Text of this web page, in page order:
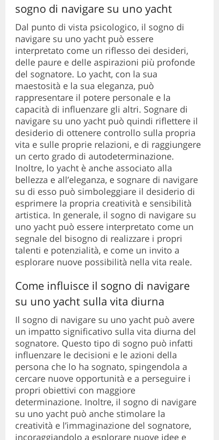
sogno di navigare su uno yacht
Dal punto di vista psicologico, il sogno di
navigare su uno yacht può essere
interpretato come un riflesso dei desideri,
delle paure e delle aspirazioni più profonde
del sognatore. Lo yacht, con la sua
maestosità e la sua eleganza, può
rappresentare il potere personale e la
capacità di influenzare gli altri. Sognare di
navigare su uno yacht può quindi riflettere il
desiderio di ottenere controllo sulla propria
vita e sulle proprie relazioni, e di raggiungere
un certo grado di autodeterminazione.
Inoltre, lo yacht è anche associato alla
bellezza e all’eleganza, e sognare di navigare
su di esso può simboleggiare il desiderio di
esprimere la propria creatività e sensibilità
artistica. In generale, il sogno di navigare su
uno yacht può essere interpretato come un
segnale del bisogno di realizzare i propri
talenti e potenzialità, e come un invito a
esplorare nuove possibilità nella vita reale.
Come influisce il sogno di navigare
su uno yacht sulla vita diurna
Il sogno di navigare su uno yacht può avere
un impatto significativo sulla vita diurna del
sognatore. Questo tipo di sogno può infatti
influenzare le decisioni e le azioni della
persona che lo ha sognato, spingendola a
cercare nuove opportunità e a perseguire i
propri obiettivi con maggiore
determinazione. Inoltre, il sogno di navigare
su uno yacht può anche stimolare la
creatività e l’immaginazione del sognatore,
incoraggiandolo a esplorare nuove idee e